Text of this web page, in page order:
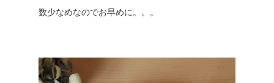
数少なめなのでお早めに。。。